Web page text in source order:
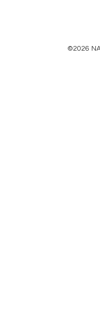
©2026